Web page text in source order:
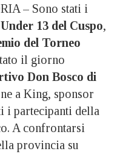
– Sono stati i
Under 13 del Cuspo,
del Torneo
il giorno
Don Bosco di
a King, sponsor
i partecipanti della
A confrontarsi
provincia su